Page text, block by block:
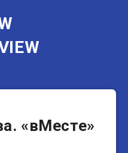
«вМесте»